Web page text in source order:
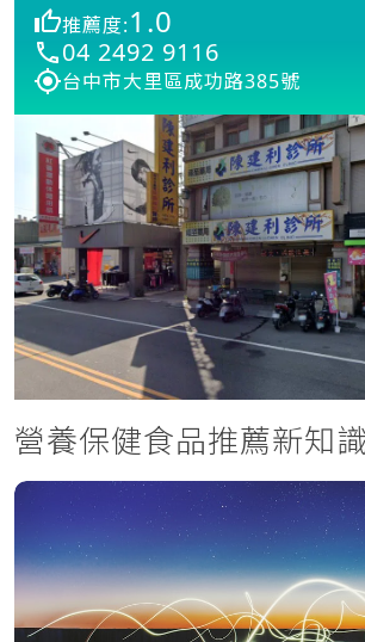
推薦度:1.0
04 2492 9116
台中市大里區成功路385號
營養保健食品推薦新知識